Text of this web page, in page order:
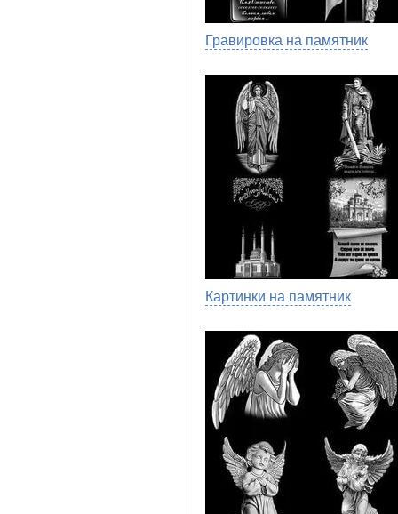
Гравировка на памятник
Картинки на памятник